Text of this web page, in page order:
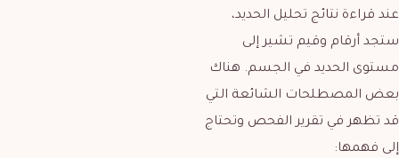
عند قراءة نتائج تحليل الحديد،
ستجد أرقام وقيم تشير إلى
مستوى الحديد في الجسم. هناك
بعض المصطلحات الشائعة التي
قد تظهر في تقرير الفحص وتحتاج
إلى فهمها: